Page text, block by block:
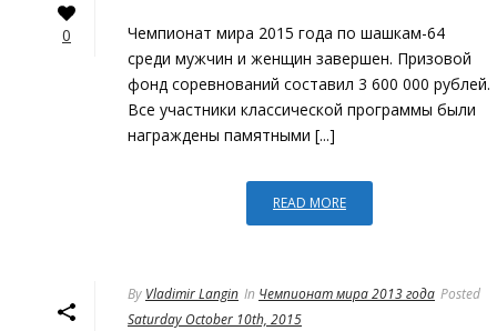
0
Чемпионат мира 2015 года по шашкам-64
среди мужчин и женщин завершен. Призовой
фонд соревнований составил 3 600 000 рублей.
Все участники классической программы были
награждены памятными [...]
READ MORE
By Vladimir Langin In Чемпионат мира 2013 года Posted
Saturday October 10th, 2015